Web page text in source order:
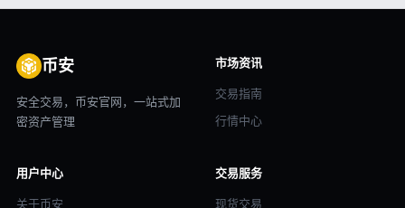
币安
安全交易，币安官网，一站式加
密资产管理
市场资讯
交易指南
行情中心
用户中心
关于币安
交易服务
现货交易